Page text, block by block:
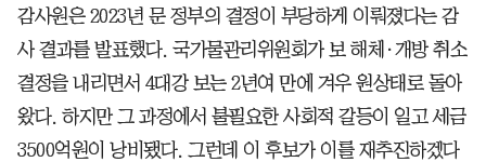
감사원은 2023년 문 정부의 결정이 부당하게 이뤄졌다는 감
사 결과를 발표했다. 국가물관리위원회가 보 해체·개방 취소
결정을 내리면서 4대강 보는 2년여 만에 겨우 원상태로 돌아
왔다. 하지만 그 과정에서 불필요한 사회적 갈등이 일고 세금
3500억원이 낭비됐다. 그런데 이 후보가 이를 재추진하겠다